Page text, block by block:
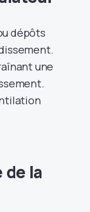
dépôts
une
la